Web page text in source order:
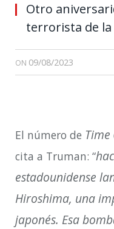
Otro
terrorista de
ON 09/08/2023
El número de Time
cita a Truman: “
estadounidense
Hiroshima, una
japonés. Esa